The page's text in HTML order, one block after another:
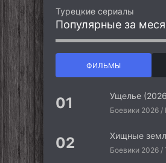
Турецкие сериалы
Популярные за
ФИЛЬМЫ
Ущелье
Хищные